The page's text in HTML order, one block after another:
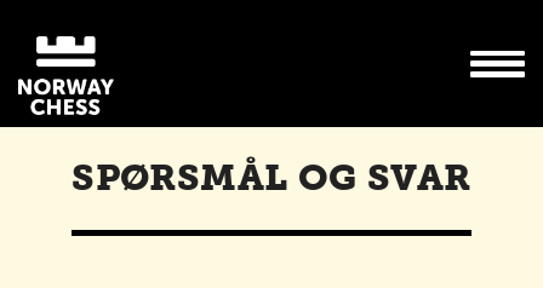
SPØRSMÅL OG SVAR